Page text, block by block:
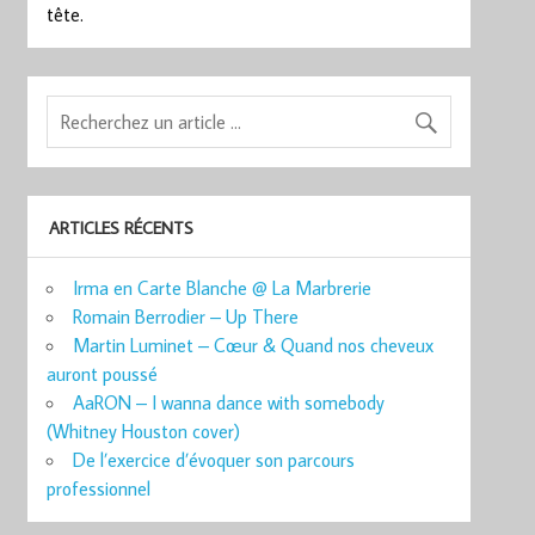
tête.
ARTICLES RÉCENTS
Irma en Carte Blanche @ La Marbrerie
Romain Berrodier – Up There
Martin Luminet – Cœur & Quand nos cheveux
auront poussé
AaRON – I wanna dance with somebody
(Whitney Houston cover)
De l’exercice d’évoquer son parcours
professionnel